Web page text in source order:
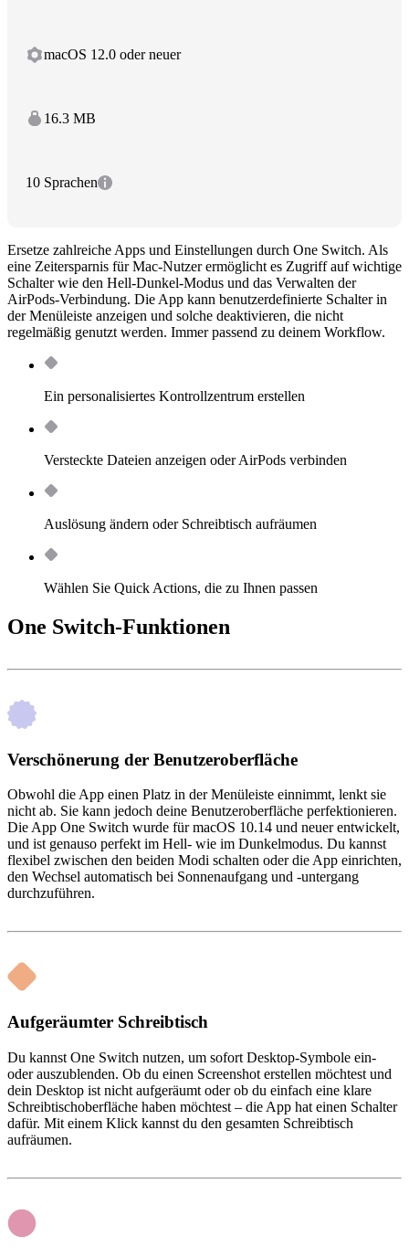
macOS 12.0 oder neuer
16.3 MB
10 Sprachen
Ersetze zahlreiche Apps und Einstellungen durch One Switch. Als
eine Zeitersparnis für Mac-Nutzer ermöglicht es Zugriff auf wichtige
Schalter wie den Hell-Dunkel-Modus und das Verwalten der
AirPods-Verbindung. Die App kann benutzerdefinierte Schalter in
der Menüleiste anzeigen und solche deaktivieren, die nicht
regelmäßig genutzt werden. Immer passend zu deinem Workflow.
Ein personalisiertes Kontrollzentrum erstellen
Versteckte Dateien anzeigen oder AirPods verbinden
Auslösung ändern oder Schreibtisch aufräumen
Wählen Sie Quick Actions, die zu Ihnen passen
One Switch-Funktionen
Verschönerung der Benutzeroberfläche
Obwohl die App einen Platz in der Menüleiste einnimmt, lenkt sie
nicht ab. Sie kann jedoch deine Benutzeroberfläche perfektionieren.
Die App One Switch wurde für macOS 10.14 und neuer entwickelt,
und ist genauso perfekt im Hell- wie im Dunkelmodus. Du kannst
flexibel zwischen den beiden Modi schalten oder die App einrichten,
den Wechsel automatisch bei Sonnenaufgang und -untergang
durchzuführen.
Aufgeräumter Schreibtisch
Du kannst One Switch nutzen, um sofort Desktop-Symbole ein-
oder auszublenden. Ob du einen Screenshot erstellen möchtest und
dein Desktop ist nicht aufgeräumt oder ob du einfach eine klare
Schreibtischoberfläche haben möchtest – die App hat einen Schalter
dafür. Mit einem Klick kannst du den gesamten Schreibtisch
aufräumen.